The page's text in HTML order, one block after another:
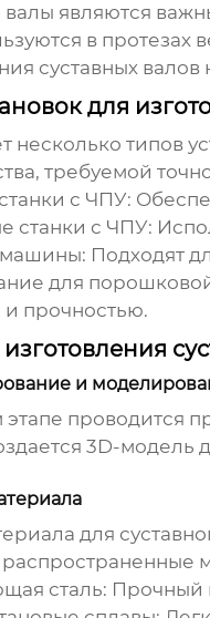
валы являются
в протезах
суставных
для
несколько типов
требуемой
с ЧПУ:
станки с ЧПУ:
Подходят
для
и прочностью.
и
проводится
3D-модель
для
сталь: Прочный